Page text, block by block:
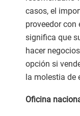
casos, el
proveedor con
significa que
hacer
opción si
la molestia de
Oficina